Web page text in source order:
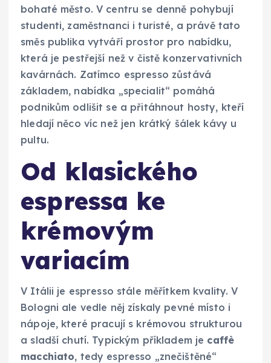
bohaté město. V centru se denně pohybují
studenti, zaměstnanci i turisté, a právě tato
směs publika vytváří prostor pro nabídku,
která je pestřejší než v čistě konzervativních
kavárnách. Zatímco espresso zůstává
základem, nabídka „specialit“ pomáhá
podnikům odlišit se a přitáhnout hosty, kteří
hledají něco víc než jen krátký šálek kávy u
pultu.
Od klasického
espressa ke
krémovým
variacím
V Itálii je espresso stále měřítkem kvality. V
Bologni ale vedle něj získaly pevné místo i
nápoje, které pracují s krémovou strukturou
a sladší chutí. Typickým příkladem je caffè
macchiato, tedy espresso „znečištěné“